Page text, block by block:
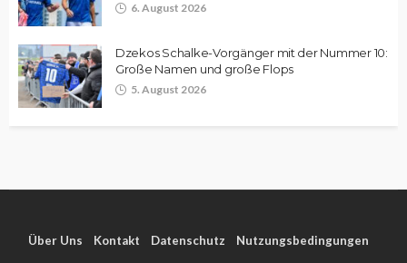
6. August 2026
Dzekos Schalke-Vorgänger mit der Nummer 10:
Große Namen und große Flops
5. August 2026
Über Uns Kontakt Datenschutz Nutzungsbedingungen